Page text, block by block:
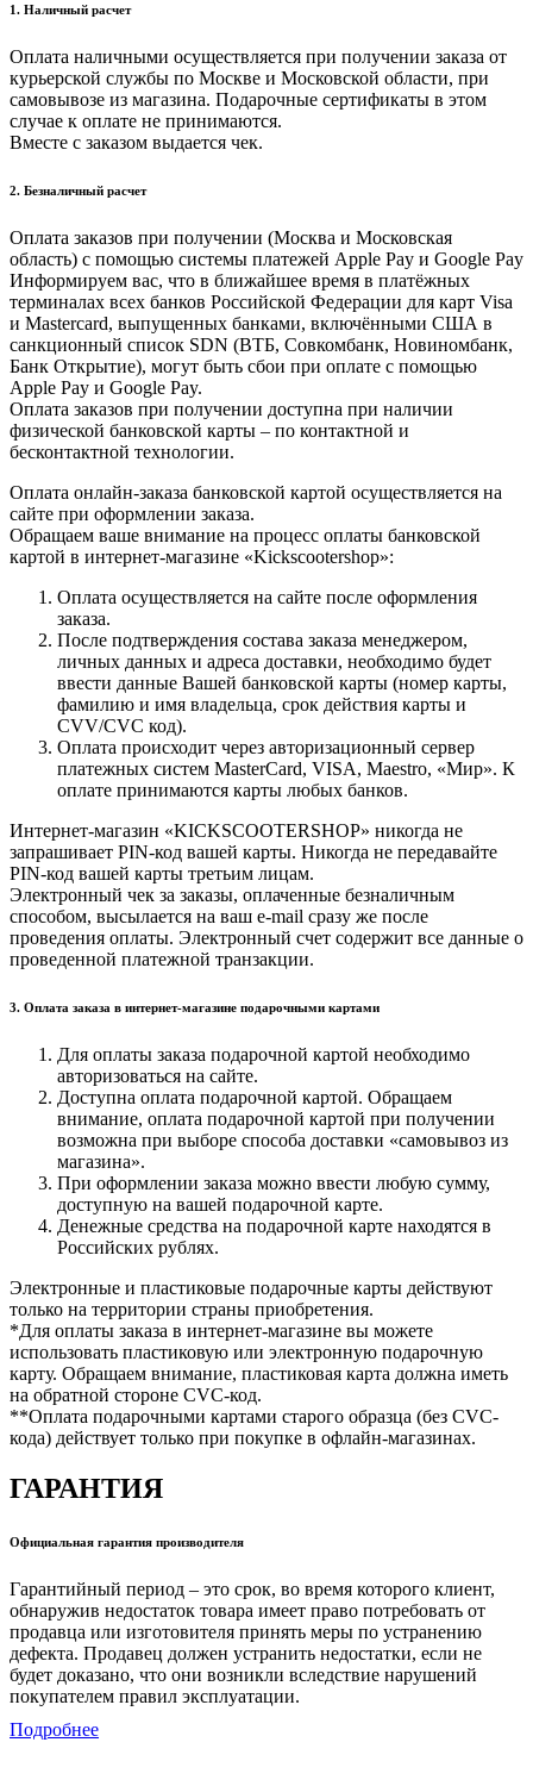
1. Наличный расчет
Оплата наличными осуществляется при получении заказа от
курьерской службы по Москве и Московской области, при
самовывозе из магазина. Подарочные сертификаты в этом
случае к оплате не принимаются.
Вместе с заказом выдается чек.
2. Безналичный расчет
Оплата заказов при получении (Москва и Московская
область) с помощью системы платежей Apple Pay и Google Pay
Информируем вас, что в ближайшее время в платёжных
терминалах всех банков Российской Федерации для карт Visa
и Masterсard, выпущенных банками, включёнными США в
санкционный список SDN (ВТБ, Совкомбанк, Новиномбанк,
Банк Открытие), могут быть сбои при оплате с помощью
Apple Pay и Google Pay.
Оплата заказов при получении доступна при наличии
физической банковской карты – по контактной и
бесконтактной технологии.
Оплата онлайн-заказа банковской картой осуществляется на
сайте при оформлении заказа.
Обращаем ваше внимание на процесс оплаты банковской
картой в интернет-магазине «Kickscootershop»:
Оплата осуществляется на сайте после оформления
заказа.
После подтверждения состава заказа менеджером,
личных данных и адреса доставки, необходимо будет
ввести данные Вашей банковской карты (номер карты,
фамилию и имя владельца, срок действия карты и
CVV/CVC код).
Оплата происходит через авторизационный сервер
платежных систем MasterCard, VISA, Maestro, «Мир». К
оплате принимаются карты любых банков.
Интернет-магазин «KICKSCOOTERSHOP» никогда не
запрашивает PIN-код вашей карты. Никогда не передавайте
PIN-код вашей карты третьим лицам.
Электронный чек за заказы, оплаченные безналичным
способом, высылается на ваш e-mail сразу же после
проведения оплаты. Электронный счет содержит все данные о
проведенной платежной транзакции.
3. Оплата заказа в интернет-магазине подарочными картами
Для оплаты заказа подарочной картой необходимо
авторизоваться на сайте.
Доступна оплата подарочной картой. Обращаем
внимание, оплата подарочной картой при получении
возможна при выборе способа доставки «самовывоз из
магазина».
При оформлении заказа можно ввести любую сумму,
доступную на вашей подарочной карте.
Денежные средства на подарочной карте находятся в
Российских рублях.
Электронные и пластиковые подарочные карты действуют
только на территории страны приобретения.
*Для оплаты заказа в интернет-магазине вы можете
использовать пластиковую или электронную подарочную
карту. Обращаем внимание, пластиковая карта должна иметь
на обратной стороне CVC-код.
**Оплата подарочными картами старого образца (без CVC-
кода) действует только при покупке в офлайн-магазинах.
ГАРАНТИЯ
Официальная гарантия производителя
Гарантийный период – это срок, во время которого клиент,
обнаружив недостаток товара имеет право потребовать от
продавца или изготовителя принять меры по устранению
дефекта. Продавец должен устранить недостатки, если не
будет доказано, что они возникли вследствие нарушений
покупателем правил эксплуатации.
Подробнее